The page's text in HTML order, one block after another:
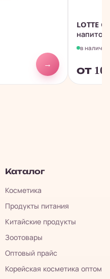
→
LOTTE
напиток
в наличии
от
Каталог
Косметика
Продукты питания
Китайские продукты
Зоотовары
Оптовый прайс
Корейская косметика оптом